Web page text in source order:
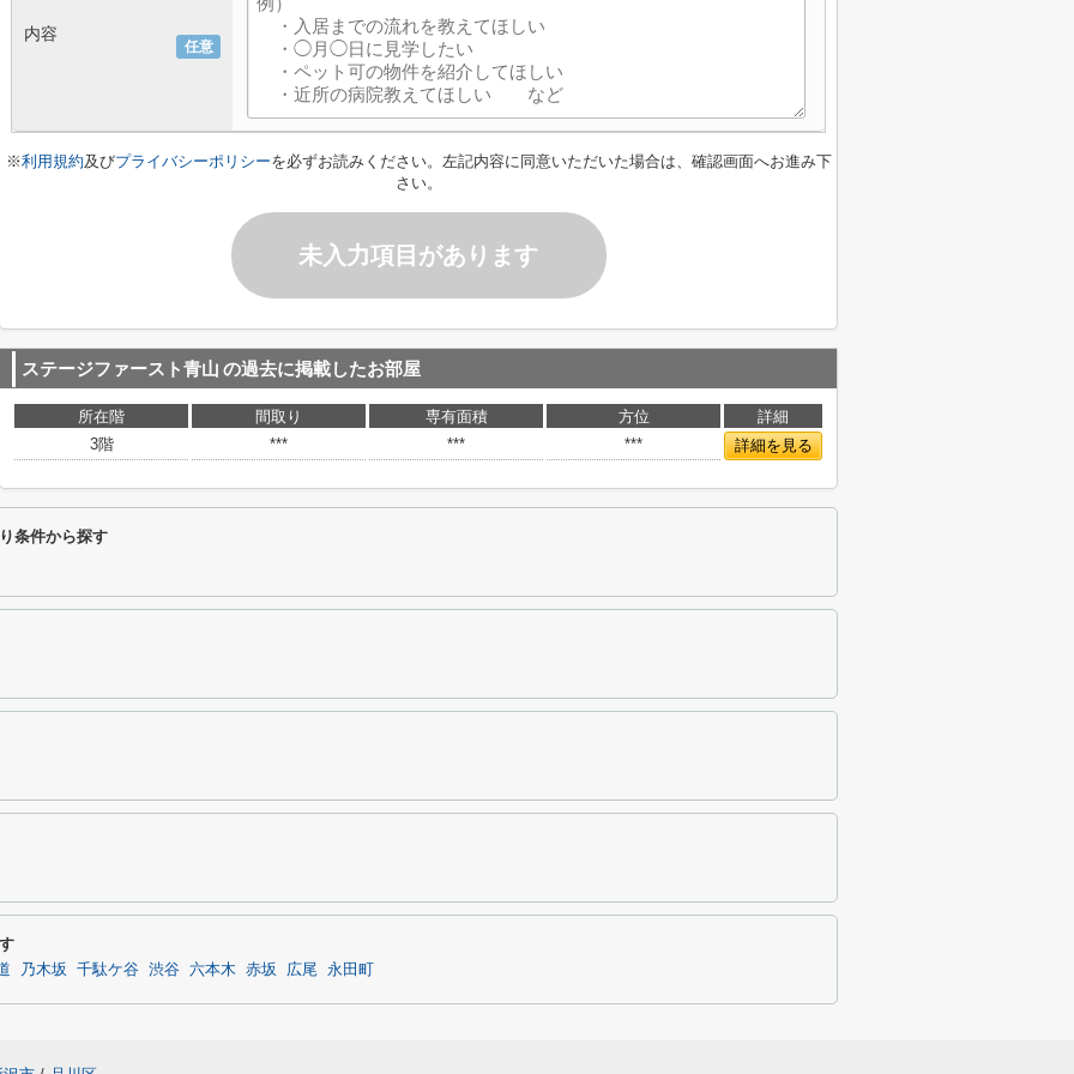
任意
内容
※利用規約及びプライバシーポリシーを必ずお読みください。左記内容に同意いただいた場合は、確認画面へお進み下
さい。
未入力項目があります
ステージファースト青山 の過去に掲載したお部屋
所在階 間取り 専有面積 方位
詳細
3階
*** *** *** 詳細を見る
条件から探す
乃木坂 千駄ケ谷 渋谷 六本木 赤坂 広尾 永田町